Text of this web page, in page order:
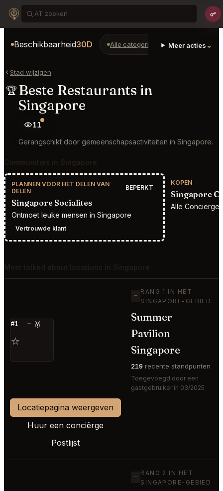
Beschikbaarheid30D Alle categorieën Restaurants
Meer acties ⌄
Stad wijzigen
🏆 Beste Restaurants in
Singapore
11
Gerangschikt door gemeenschapsactiviteiten in Singapore.
PLANNEN VOOR HET DELEN VAN
DELEN
BEPERKT
Singapore Socialites
Ontmoet leuke mensen in Singapore
Vertrouwde klant
KOPEN
Singapore
Alle
#1 — 🥇
⭐
—
RANG 1 IN HET
SINGAPORE-GEBIED
Summer
Pavilion
Singapore
219 recente standpunten
Toegevoegd door een
gastgebruiker in 03/2025
Locatiepagina weergeven
Huur een conciërge
Postlijst
—
RANG 2 IN HET
SINGAPORE-GEBIED